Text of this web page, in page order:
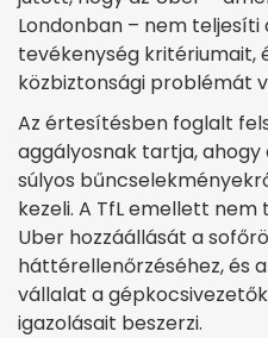
Londonban – nem
tevékenység kritériumait,
közbiztonsági problémát
Az értesítésben foglalt
aggályosnak tartja, ahogy
súlyos
kezeli. A TfL emellett
Uber hozzáállását a
háttérellenőrzéséhez, és
vállalat a
igazolásait beszerzi.